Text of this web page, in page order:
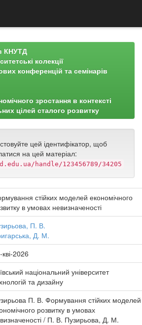
КНУТД
колекції
конференцій та семінарів
зростання в контексті
цілей сталого розвитку
цей ідентифікатор, щоб
на цей матеріал:
handle/123456789/34205
стійких моделей економічного
в умовах невизначеності
П. В.
Д. М.
2026
національний університет
та дизайну
П. В. Формування стійких моделей
розвитку в умовах
/ П. В. Пузирьова, Д. М.